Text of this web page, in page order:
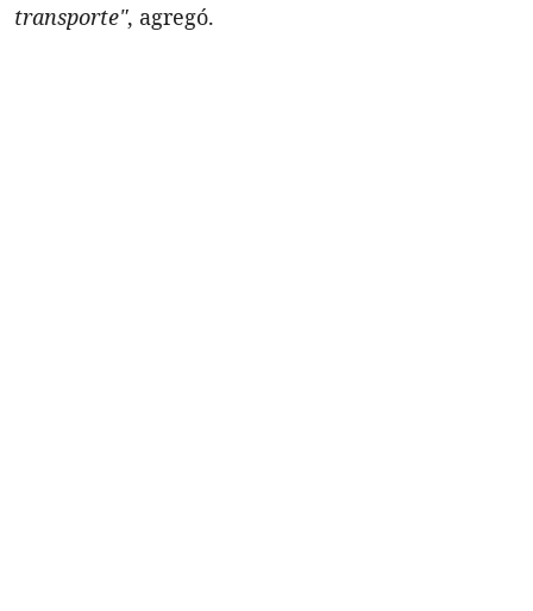
transporte", agregó.